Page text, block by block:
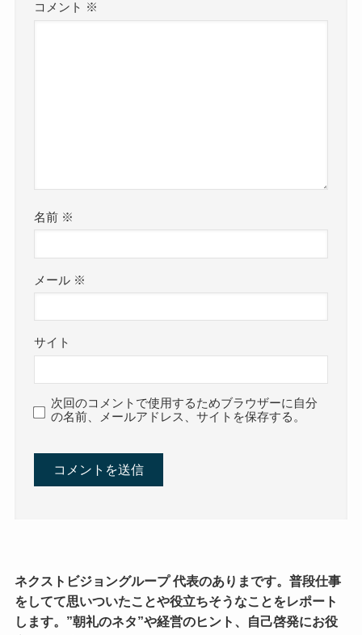
コメント ※
名前 ※
メール ※
サイト
次回のコメントで使用するためブラウザーに自分
の名前、メールアドレス、サイトを保存する。
ネクストビジョングループ 代表のありまです。普段仕事
をしてて思いついたことや役立ちそうなことをレポート
します。”朝礼のネタ”や経営のヒント、自己啓発にお役